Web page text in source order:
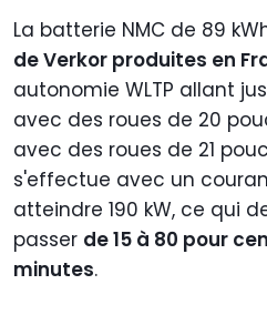
La batterie NMC de 89
de Verkor produites en
autonomie WLTP allant
avec des roues de 20
avec des roues de 21
s'effectue avec un
atteindre 190 kW, ce qui
passer de 15 à 80 pour
minutes.